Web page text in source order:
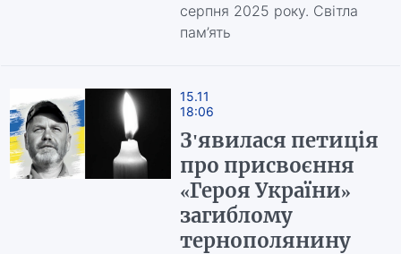
серпня 2025 року. Світла
пам’ять
15.11
18:06
З'явилася петиція
про присвоєння
«Героя України»
загиблому
тернополянину